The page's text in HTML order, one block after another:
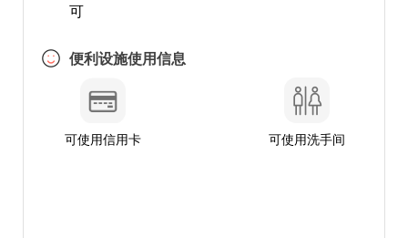
可
便利设施使用信息
可使用信用卡 可使用洗手间